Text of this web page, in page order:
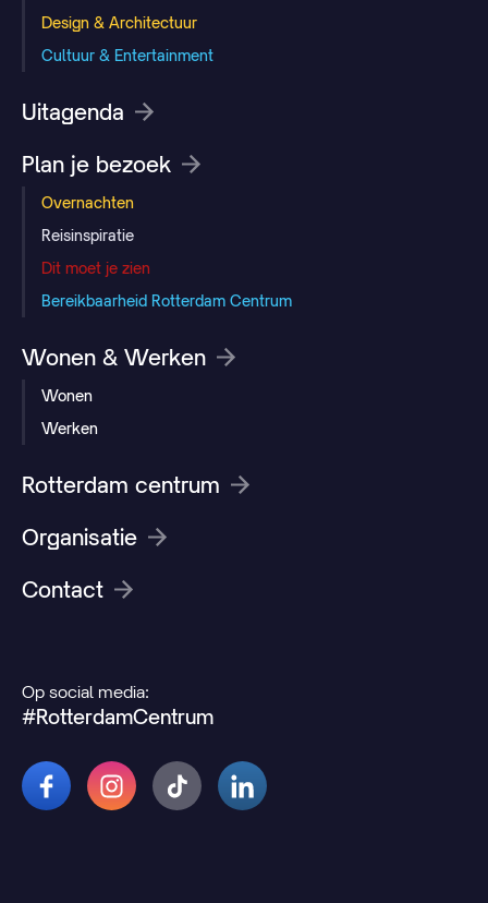
Design & Architectuur
Cultuur & Entertainment
Uitagenda
Plan je bezoek
Overnachten
Reisinspiratie
Dit moet je zien
Bereikbaarheid Rotterdam Centrum
Wonen & Werken
Wonen
Werken
Rotterdam centrum
Organisatie
Contact
Op social media:
#RotterdamCentrum